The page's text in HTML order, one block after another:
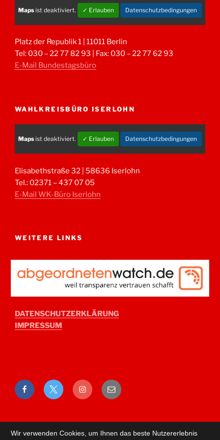
Maps ist deaktiviert. ✓ Erlauben Datenschutzbedingungen
Platz der Republik 1 | 11011 Berlin
Tel: 030 – 22 77 82 93 | Fax: 030 – 22 77 62 93
E-Mail Bundestagsbüro
WAHLKREISBÜRO ISERLOHN
Maps ist deaktiviert. ✓ Erlauben Datenschutzbedingungen
Elisabethstraße 32 | 58636 Iserlohn
Tel.: 02371 – 437 07 05
E-Mail WK-Büro Iserlohn
WEITERE LINKS
DATENSCHUTZERKLÄRUNG
IMPRESSUM
FacebookTwitter Instagram
E-
Mail
Wir verwenden Cookies, um Ihnen das beste Nutzererlebnis